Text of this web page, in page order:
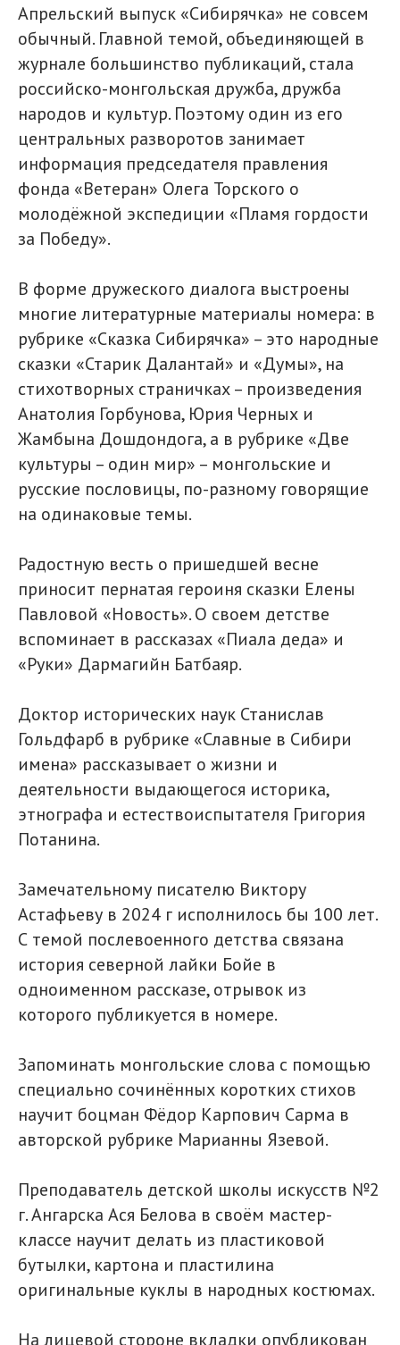
Апрельский выпуск «Сибирячка» не совсем
обычный. Главной темой, объединяющей в
журнале большинство публикаций, стала
российско-монгольская дружба, дружба
народов и культур. Поэтому один из его
центральных разворотов занимает
информация председателя правления
фонда «Ветеран» Олега Торского о
молодёжной экспедиции «Пламя гордости
за Победу».
В форме дружеского диалога выстроены
многие литературные материалы номера: в
рубрике «Сказка Сибирячка» – это народные
сказки «Старик Далантай» и «Думы», на
стихотворных страничках – произведения
Анатолия Горбунова, Юрия Черных и
Жамбына Дошдондога, а в рубрике «Две
культуры – один мир» – монгольские и
русские пословицы, по-разному говорящие
на одинаковые темы.
Радостную весть о пришедшей весне
приносит пернатая героиня сказки Елены
Павловой «Новость». О своем детстве
вспоминает в рассказах «Пиала деда» и
«Руки» Дармагийн Батбаяр.
Доктор исторических наук Станислав
Гольдфарб в рубрике «Славные в Сибири
имена» рассказывает о жизни и
деятельности выдающегося историка,
этнографа и естествоиспытателя Григория
Потанина.
Замечательному писателю Виктору
Астафьеву в 2024 г исполнилось бы 100 лет.
С темой послевоенного детства связана
история северной лайки Бойе в
одноименном рассказе, отрывок из
которого публикуется в номере.
Запоминать монгольские слова с помощью
специально сочинённых коротких стихов
научит боцман Фёдор Карпович Сарма в
авторской рубрике Марианны Язевой.
Преподаватель детской школы искусств №2
г. Ангарска Ася Белова в своём мастер-
классе научит делать из пластиковой
бутылки, картона и пластилина
оригинальные куклы в народных костюмах.
На лицевой стороне вкладки опубликован